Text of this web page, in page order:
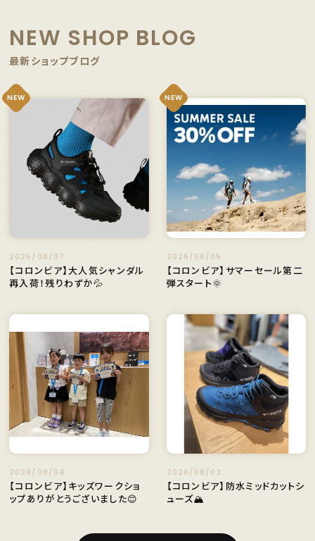
NEW SHOP BLOG
最新ショップブログ
NEW
2026/08/07
【コロンビア】大人気シャンダル
再入荷！残りわずか💦
NEW
2026/08/05
【コロンビア】サマーセール第二
弾スタート🌞
2026/08/04
【コロンビア】キッズワークショ
ップありがとうございました😊
2026/08/03
【コロンビア】防水ミッドカットシ
ューズ🏔